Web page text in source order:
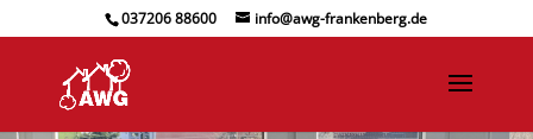
037206 88600 info@awg-frankenberg.de